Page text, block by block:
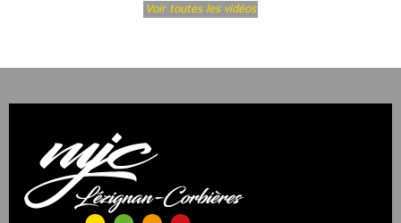
Voir toutes les vidéos